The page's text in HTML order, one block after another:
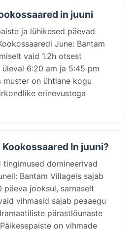
in juuni
ja lühikesed päevad
June: Bantam
vaid 1.2h otsest
6:20 am ja 5:45 pm
muster on ühtlane kogu
erinevustega
Kookossaared In juuni?
tingimused domineerivad
Bantam Villageis sajab
päeva jooksul, sarnaselt
vihmasid sajab peaaegu
pärastlõunaste
on vihmade